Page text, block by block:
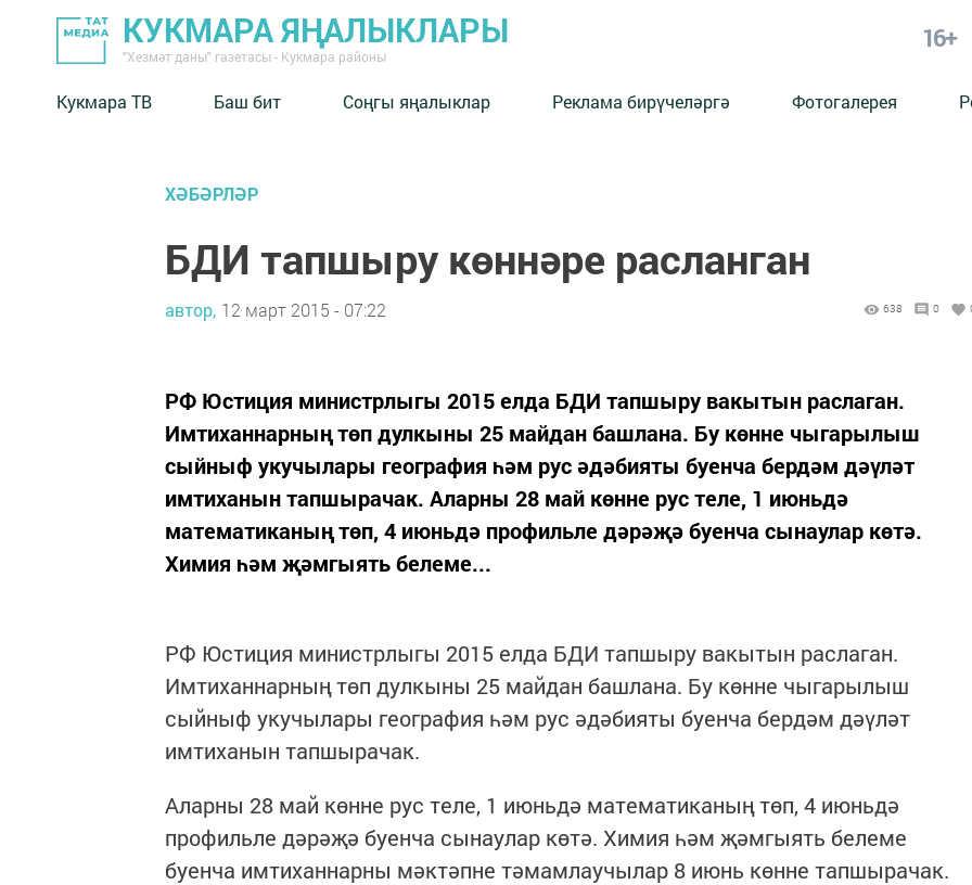
КУКМАРА ЯҢАЛЫКЛАРЫ
"Хезмәт даны" газетасы - Кукмара районы
16+
Кукмара ТВ Баш бит Соңгы яңалыклар Реклама бирүчеләргә Фотогалерея
ХӘБӘРЛӘР
БДИ тапшыру көннәре расланган
автор, 12 март 2015 - 07:22 638 0
РФ Юстиция министрлыгы 2015 елда БДИ тапшыру вакытын раслаган.
Имтиханнарның төп дулкыны 25 майдан башлана. Бу көнне чыгарылыш
сыйныф укучылары география һәм рус әдәбияты буенча бердәм дәүләт
имтиханын тапшырачак. Аларны 28 май көнне рус теле, 1 июньдә
математиканың төп, 4 июньдә профильле дәрәҗә буенча сынаулар көтә.
Химия һәм җәмгыять белеме...
РФ Юстиция министрлыгы 2015 елда БДИ тапшыру вакытын раслаган.
Имтиханнарның төп дулкыны 25 майдан башлана. Бу көнне чыгарылыш
сыйныф укучылары география һәм рус әдәбияты буенча бердәм дәүләт
имтиханын тапшырачак.
Аларны 28 май көнне рус теле, 1 июньдә математиканың төп, 4 июньдә
профильле дәрәҗә буенча сынаулар көтә. Химия һәм җәмгыять белеме
буенча имтиханнарны мәктәпне тәмамлаучылар 8 июнь көнне тапшырачак.